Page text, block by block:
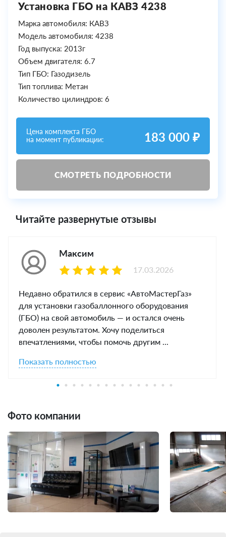
Установка ГБО на КАВЗ 4238
Марка автомобиля: КАВЗ
Модель автомобиля: 4238
Год выпуска: 2013г
Объем двигателя: 6.7
Тип ГБО: Газодизель
Тип топлива: Метан
Количество цилиндров: 6
Цена комплекта ГБО
на момент публикации:
183 000 ₽
СМОТРЕТЬ ПОДРОБНОСТИ
Читайте развернутые отзывы
Максим
Недавно обратился в сервис «АвтоМастерГаз»
для установки газобаллонного оборудования
(ГБО) на свой автомобиль — и остался очень
доволен результатом. Хочу поделиться
впечатлениями, чтобы помочь другим ...
Показать полностью
17.03.2026
Фото компании